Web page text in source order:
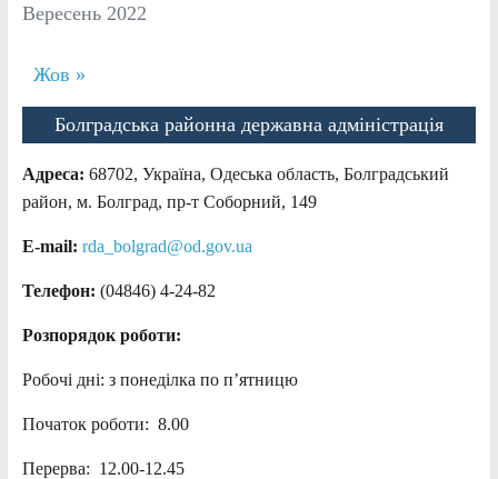
Вересень 2022
Жов »
Болградська районна державна адміністрація
Адреса: 68702, Україна, Одеська область, Болградський
район, м. Болград, пр-т Соборний, 149
E-mail: rda_bolgrad@od.gov.ua
Телефон: (04846) 4-24-82
Розпорядок роботи:
Робочі дні: з понеділка по п’ятницю
Початок роботи: 8.00
Перерва: 12.00-12.45